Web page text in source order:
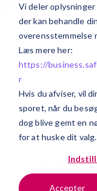
Vi deler
der kan behandle
overensstemmelse
Læs mere her:
https://
r
Hvis du afviser, vil
sporet, når du
dog blive gemt en
for at huske dit valg.
Accepter
Alle AI
ERP ESG-